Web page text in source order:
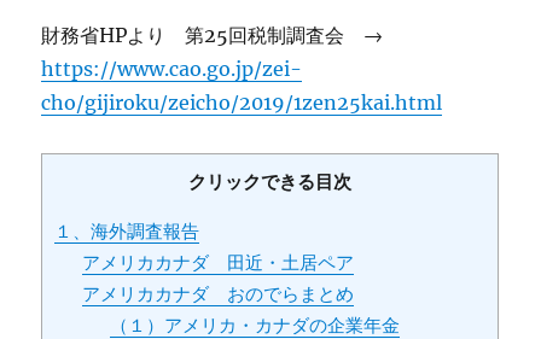
財務省HPより 第25回税制調査会 →
https://www.cao.go.jp/zei-
cho/gijiroku/zeicho/2019/1zen25kai.html
クリックできる目次
１、海外調査報告
アメリカカナダ 田近・土居ペア
アメリカカナダ おのでらまとめ
（１）アメリカ・カナダの企業年金